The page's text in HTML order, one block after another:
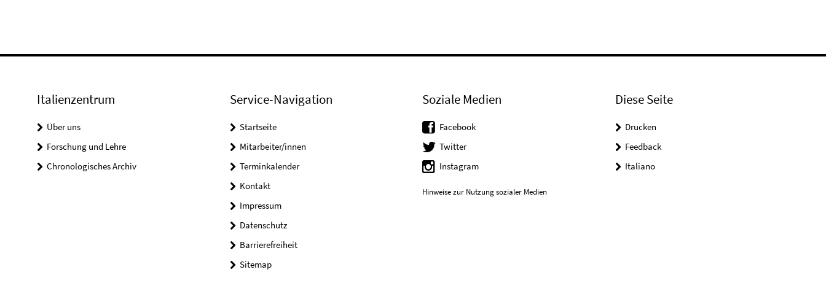
Italienzentrum
Über uns
Forschung und Lehre
Chronologisches Archiv
Service-Navigation
Startseite
Mitarbeiter/innen
Terminkalender
Kontakt
Impressum
Datenschutz
Barrierefreiheit
Sitemap
Soziale Medien
Facebook
Twitter
Instagram
Hinweise zur Nutzung sozialer Medien
Diese Seite
Drucken
Feedback
Italiano